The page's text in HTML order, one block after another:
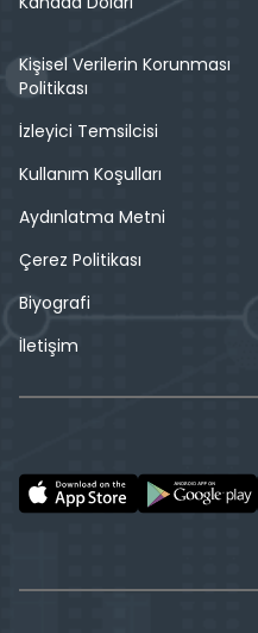
Kişisel Verilerin Korunması
Politikası
İzleyici Temsilcisi
Kullanım Koşulları
Aydınlatma Metni
Çerez Politikası
Biyografi
İletişim